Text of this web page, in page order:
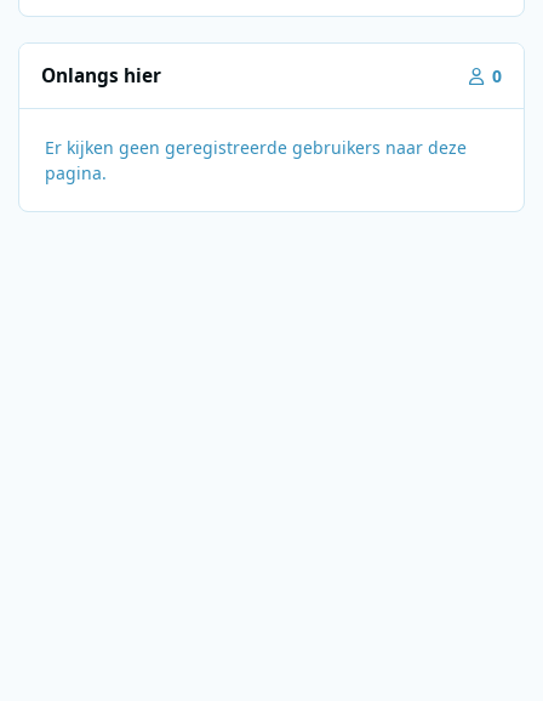
Onlangs hier 0
Er kijken geen geregistreerde gebruikers naar deze
pagina.